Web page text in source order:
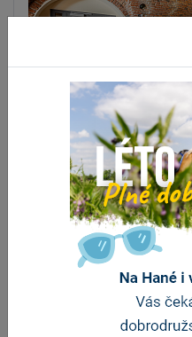
Morgan's Restaurant
Olomouc
vzdálenost 5.4 km